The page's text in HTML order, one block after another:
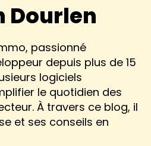
Dourlen
passionné
depuis plus de 15
logiciels
le quotidien des
À travers ce blog, il
et ses conseils en